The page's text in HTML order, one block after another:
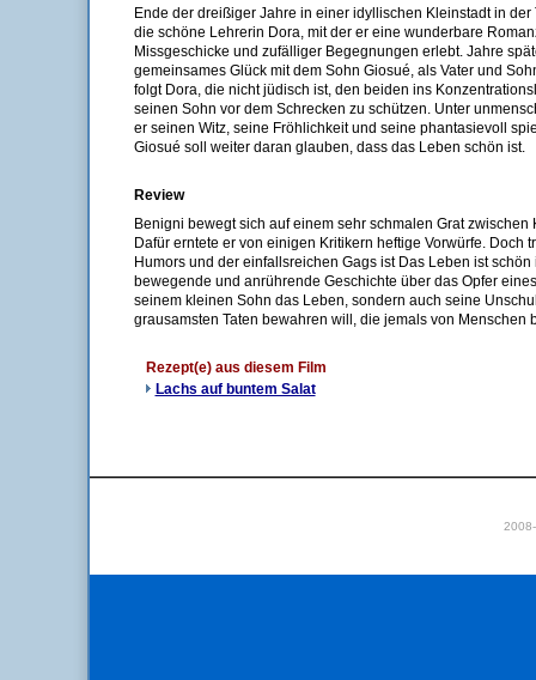
Ende der dreißiger Jahre in einer idyllischen Kleinstadt in
die schöne Lehrerin Dora, mit der er eine wunderbare
Missgeschicke und zufälliger Begegnungen erlebt. Jahre
gemeinsames Glück mit dem Sohn Giosué, als Vater und
folgt Dora, die nicht jüdisch ist, den beiden ins
seinen Sohn vor dem Schrecken zu schützen. Unter
er seinen Witz, seine Fröhlichkeit und seine phantasievoll
Giosué soll weiter daran glauben, dass das Leben schön ist.
Review
Benigni bewegt sich auf einem sehr schmalen Grat
Dafür erntete er von einigen Kritikern heftige Vorwürfe. Doch
Humors und der einfallsreichen Gags ist Das Leben ist
bewegende und anrührende Geschichte über das Opfer
seinem kleinen Sohn das Leben, sondern auch seine
grausamsten Taten bewahren will, die jemals von Menschen
Rezept(e) aus diesem Film
Lachs auf buntem Salat